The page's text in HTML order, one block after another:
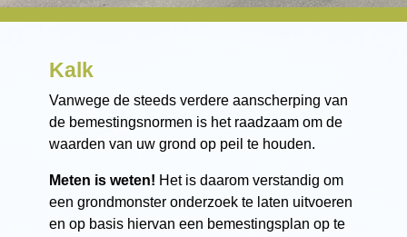
Kalk
Vanwege de steeds verdere aanscherping van
de bemestingsnormen is het raadzaam om de
waarden van uw grond op peil te houden.
Meten is weten! Het is daarom verstandig om
een grondmonster onderzoek te laten uitvoeren
en op basis hiervan een bemestingsplan op te